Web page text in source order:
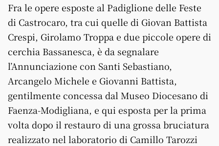
Fra le opere esposte al Padiglione delle Feste
di Castrocaro, tra cui quelle di Giovan Battista
Crespi, Girolamo Troppa e due piccole opere di
cerchia Bassanesca, è da segnalare
l’Annunciazione con Santi Sebastiano,
Arcangelo Michele e Giovanni Battista,
gentilmente concessa dal Museo Diocesano di
Faenza-Modigliana, e qui esposta per la prima
volta dopo il restauro di una grossa bruciatura
realizzato nel laboratorio di Camillo Tarozzi